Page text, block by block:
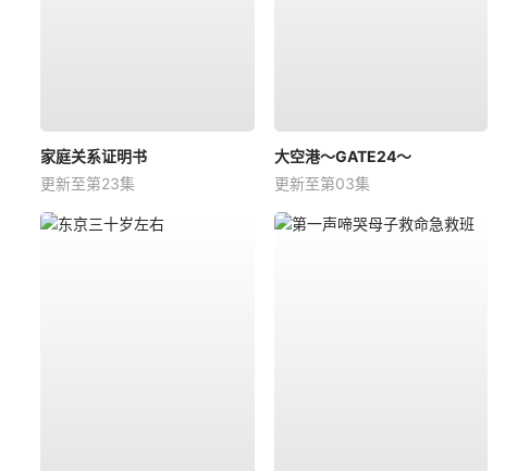
家庭关系证明书
更新至第23集
大空港～GATE24～
更新至第03集